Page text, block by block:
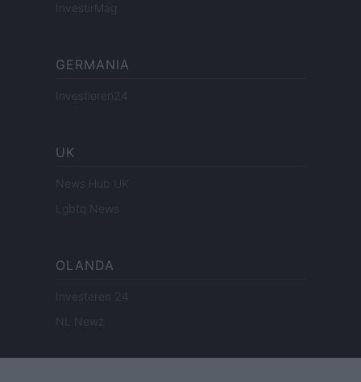
InvestirMag
GERMANIA
Investieren24
UK
News Hub UK
Lgbtq News
OLANDA
Investeren 24
NL Newz